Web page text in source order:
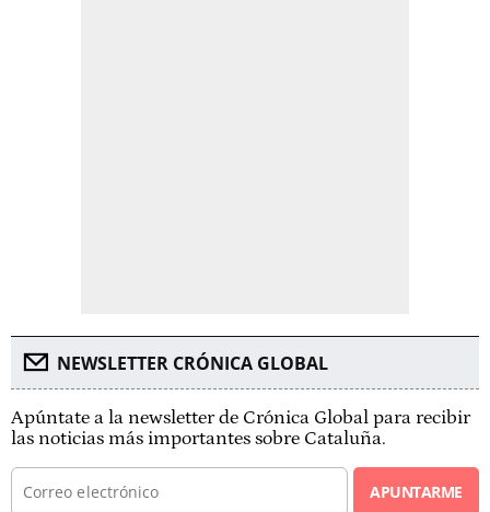
NEWSLETTER CRÓNICA GLOBAL
Apúntate a la newsletter de Crónica Global para recibir
las noticias más importantes sobre Cataluña.
APUNTARME